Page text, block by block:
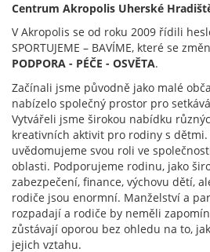
Centrum Akropolis Uherské
V Akropolis se od roku 2009 řídili
SPORTUJEME – BAVÍME, které se
PODPORA - PÉČE - OSVĚTA.
Začínali jsme původně jako malé
nabízelo společný prostor pro
Vytvářeli jsme širokou nabídku
kreativních aktivit pro rodiny s dětmi.
uvědomujeme svou roli ve
oblasti. Podporujeme rodinu, jako
zabezpečení, finance, výchovu dětí,
rodiče jsou enormní. Manželství a
rozpadají a rodiče by neměli
zůstávají oporou bez ohledu na to,
jejich vztahu.